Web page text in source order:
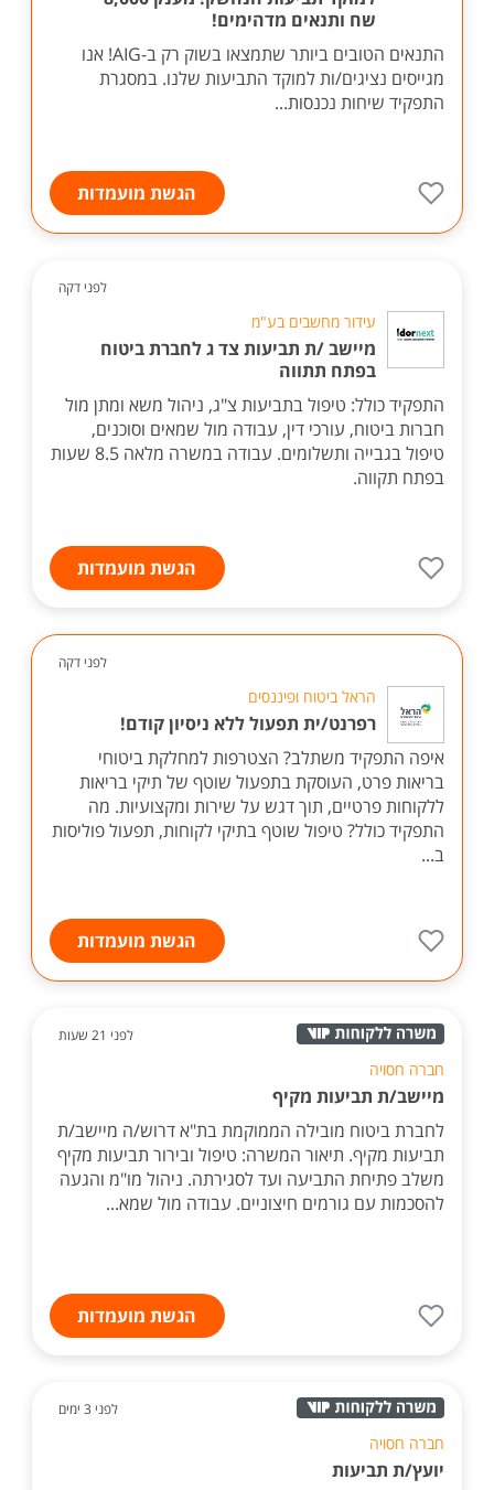
שח ותנאים מדהימים!
התנאים הטובים ביותר שתמצאו בשוק רק ב-AIG! אנו
מגייסים נציגים/ות למוקד התביעות שלנו. במסגרת
התפקיד שיחות נכנסות...
הגשת מועמדות
לפני דקה
עידור מחשבים בע"מ
מיישב /ת תביעות צד ג לחברת ביטוח
בפתח תתווה
התפקיד כולל: טיפול בתביעות צ"ג, ניהול משא ומתן מול
חברות ביטוח, עורכי דין, עבודה מול שמאים וסוכנים,
טיפול בגבייה ותשלומים. עבודה במשרה מלאה 8.5 שעות
בפתח תקווה.
הגשת מועמדות
לפני דקה
הראל ביטוח ופיננסים
רפרנט/ית תפעול ללא ניסיון קודם!
איפה התפקיד משתלב? הצטרפות למחלקת ביטוחי
בריאות פרט, העוסקת בתפעול שוטף של תיקי בריאות
ללקוחות פרטיים, תוך דגש על שירות ומקצועיות. מה
התפקיד כולל? טיפול שוטף בתיקי לקוחות, תפעול פוליסות
ב...
הגשת מועמדות
לפני 21 שעות
חברה חסויה
מיישב/ת תביעות מקיף
לחברת ביטוח מובילה הממוקמת בת"א דרוש/ה מיישב/ת
תביעות מקיף. תיאור המשרה: טיפול ובירור תביעות מקיף
משלב פתיחת התביעה ועד לסגירתה. ניהול מו"מ והגעה
להסכמות עם גורמים חיצוניים. עבודה מול שמא...
הגשת מועמדות
לפני 3 ימים
חברה חסויה
יועץ/ת תביעות